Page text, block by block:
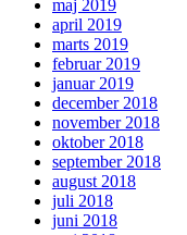
maj 2019
april 2019
marts 2019
februar 2019
januar 2019
december 2018
november 2018
oktober 2018
september 2018
august 2018
juli 2018
juni 2018